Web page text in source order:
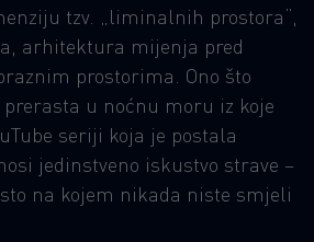
tzv. „liminalnih prostora“,
arhitektura mijenja pred
prostorima. Ono što
u noćnu moru iz koje
seriji koja je postala
jedinstveno iskustvo strave –
na kojem nikada niste smjeli